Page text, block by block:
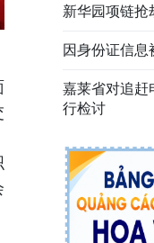
新华园项链抢
因身份证信息
嘉莱省对追赶
行检讨